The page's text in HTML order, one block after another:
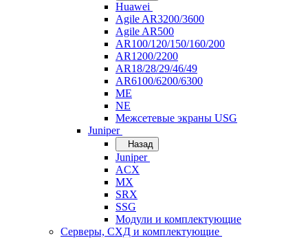
Huawei
Agile AR3200/3600
Agile AR500
AR100/120/150/160/200
AR1200/2200
AR18/28/29/46/49
AR6100/6200/6300
ME
NE
Межсетевые экраны USG
Juniper
Назад
Juniper
ACX
MX
SRX
SSG
Модули и комплектующие
Серверы, СХД и комплектующие